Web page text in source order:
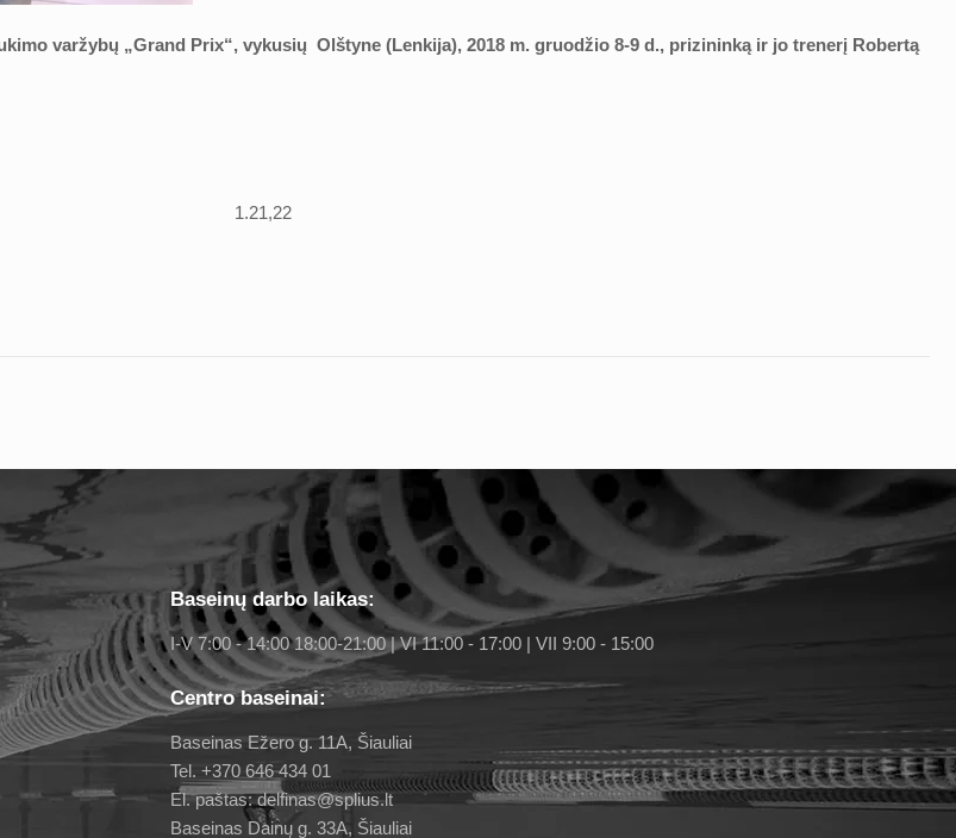
varžybų „Grand Prix“, vykusių Olštyne (Lenkija), 2018 m. gruodžio 8-9 d., prizininką ir jo trenerį Robertą
2 vieta 1.21,22
Baseinų darbo laikas:
I-V 7:00 - 14:00 18:00-21:00 | VI 11:00 - 17:00 | VII 9:00 - 15:00
Centro baseinai:
Baseinas Ežero g. 11A, Šiauliai
Tel. +370 646 434 01
El. paštas: delfinas@splius.lt
Baseinas Dainų g. 33A, Šiauliai